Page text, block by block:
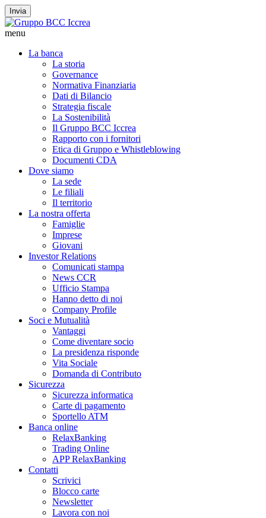
Invia
menu
La banca
La storia
Governance
Normativa Finanziaria
Dati di Bilancio
Strategia fiscale
La Sostenibilità
Il Gruppo BCC Iccrea
Rapporto con i fornitori
Etica di Gruppo e Whistleblowing
Documenti CDA
Dove siamo
La sede
Le filiali
Il territorio
La nostra offerta
Famiglie
Imprese
Giovani
Investor Relations
Comunicati stampa
News CCR
Ufficio Stampa
Hanno detto di noi
Company Profile
Soci e Mutualità
Vantaggi
Come diventare socio
La presidenza risponde
Vita Sociale
Domanda di Contributo
Sicurezza
Sicurezza informatica
Carte di pagamento
Sportello ATM
Banca online
RelaxBanking
Trading Online
APP RelaxBanking
Contatti
Scrivici
Blocco carte
Newsletter
Lavora con noi